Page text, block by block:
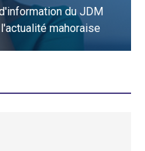
du JDM
mahoraise